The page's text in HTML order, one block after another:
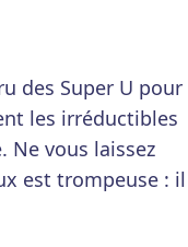
des Super U pour
les irréductibles
Ne vous laissez
est trompeuse : il